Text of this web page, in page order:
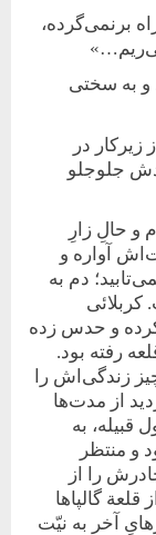
راه بر‌نمی‌گرده،
به سختی
در
جلو‌جلو
و حالِ زارِ
آواره و
دم به
و حدس زده
رفته بود.
زندگی‌اش را
از مدت‌ها
قبیله، به
و منتظر
را از
گالپاها
آخر به نیّت